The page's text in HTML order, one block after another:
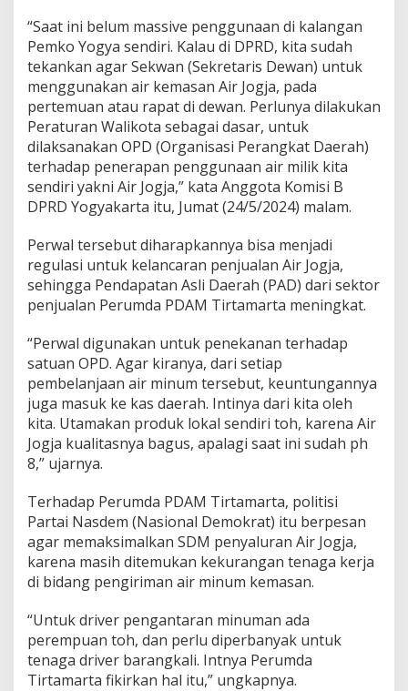
t
a
T
e
r
b
i
k
a
n
P
w
a
l
S
l
A
i
r
o
g
,
T
u
j
u
a
T
i
n
g
k
“Saat ini belum massive penggunaan di kalangan
Pemko Yogya sendiri. Kalau di DPRD, kita sudah
tekankan agar Sekwan (Sekretaris Dewan) untuk
menggunakan air kemasan Air Jogja, pada
pertemuan atau rapat di dewan. Perlunya dilakukan
Peraturan Walikota sebagai dasar, untuk
dilaksanakan OPD (Organisasi Perangkat Daerah)
terhadap penerapan penggunaan air milik kita
sendiri yakni Air Jogja,” kata Anggota Komisi B
DPRD Yogyakarta itu, Jumat (24/5/2024) malam.
Perwal tersebut diharapkannya bisa menjadi
regulasi untuk kelancaran penjualan Air Jogja,
sehingga Pendapatan Asli Daerah (PAD) dari sektor
penjualan Perumda PDAM Tirtamarta meningkat.
“Perwal digunakan untuk penekanan terhadap
satuan OPD. Agar kiranya, dari setiap
pembelanjaan air minum tersebut, keuntungannya
juga masuk ke kas daerah. Intinya dari kita oleh
kita. Utamakan produk lokal sendiri toh, karena Air
Jogja kualitasnya bagus, apalagi saat ini sudah ph
8,” ujarnya.
Terhadap Perumda PDAM Tirtamarta, politisi
Partai Nasdem (Nasional Demokrat) itu berpesan
agar memaksimalkan SDM penyaluran Air Jogja,
karena masih ditemukan kekurangan tenaga kerja
di bidang pengiriman air minum kemasan.
“Untuk driver pengantaran minuman ada
perempuan toh, dan perlu diperbanyak untuk
tenaga driver barangkali. Intnya Perumda
Tirtamarta fikirkan hal itu,” ungkapnya.